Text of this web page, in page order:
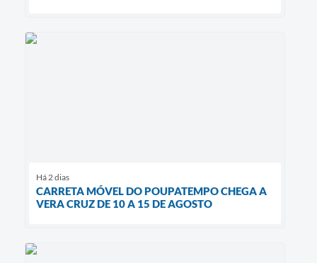
Há 2 dias
CARRETA MÓVEL DO POUPATEMPO CHEGA A
VERA CRUZ DE 10 A 15 DE AGOSTO